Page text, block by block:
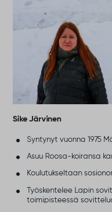
Sike Järvinen
Syntynyt vuonna 1975
Asuu Roosa-koiransa
Koulutukseltaan
Työskentelee Lapin
toimipisteessä